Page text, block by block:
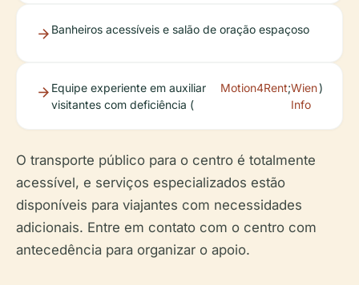
Banheiros acessíveis e salão de oração espaçoso
Equipe experiente em auxiliar
visitantes com deficiência (
Motion4Rent;Wien
Info
)
O transporte público para o centro é totalmente
acessível, e serviços especializados estão
disponíveis para viajantes com necessidades
adicionais. Entre em contato com o centro com
antecedência para organizar o apoio.